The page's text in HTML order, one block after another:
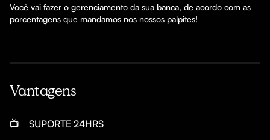
Você vai fazer o gerenciamento da sua banca, de acordo com as
porcentagens que mandamos nos nossos palpites!
Vantagens
📺
SUPORTE 24HRS